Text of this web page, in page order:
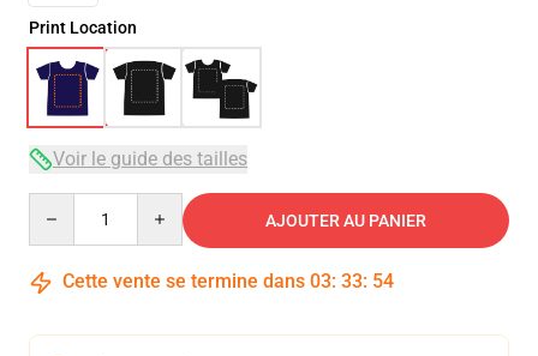
Print Location
Voir le guide des tailles
AJOUTER AU PANIER
Cette vente se termine dans 03: 33: 54